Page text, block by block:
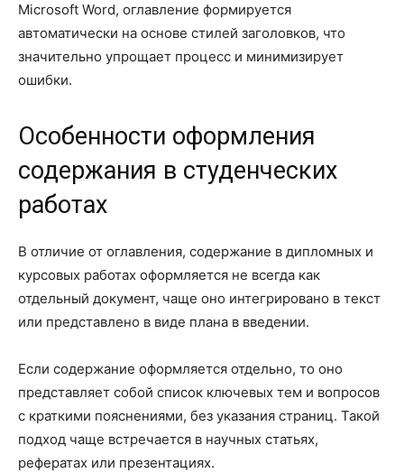
Microsoft Word, оглавление формируется
автоматически на основе стилей заголовков, что
значительно упрощает процесс и минимизирует
ошибки.
Особенности оформления
содержания в студенческих
работах
В отличие от оглавления, содержание в дипломных и
курсовых работах оформляется не всегда как
отдельный документ, чаще оно интегрировано в текст
или представлено в виде плана в введении.
Если содержание оформляется отдельно, то оно
представляет собой список ключевых тем и вопросов
с краткими пояснениями, без указания страниц. Такой
подход чаще встречается в научных статьях,
рефератах или презентациях.